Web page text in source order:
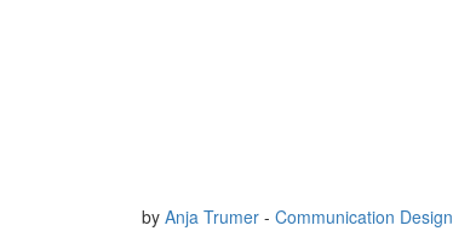
by Anja Trumer - Communication Design